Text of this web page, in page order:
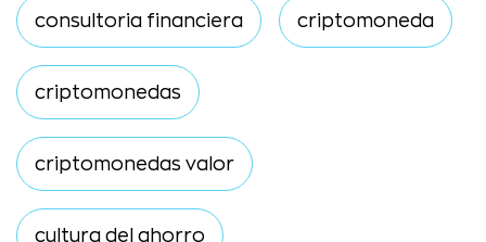
consultoria financiera criptomoneda
criptomonedas
criptomonedas valor
cultura del ahorro